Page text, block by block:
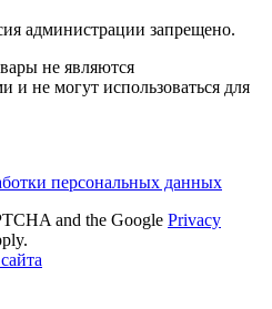
администрации запрещено.
не являются
и не могут использоваться для
персональных данных
and the Google Privacy